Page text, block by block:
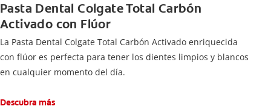
Pasta Dental Colgate Total Carbón
Activado con Flúor
La Pasta Dental Colgate Total Carbón Activado enriquecida
con flúor es perfecta para tener los dientes limpios y blancos
en cualquier momento del día.
Descubra más